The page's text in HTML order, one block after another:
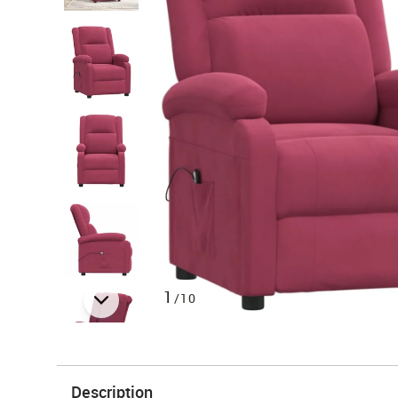
1 /10
Description